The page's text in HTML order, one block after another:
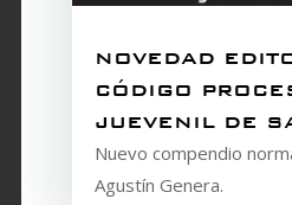
NOVEDAD
CÓDIGO
JUEVENIL DE
Nuevo compendio
Agustín Genera.